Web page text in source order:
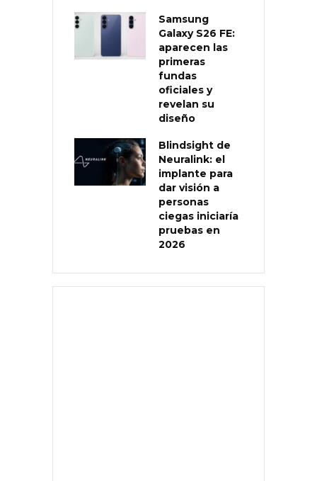
Samsung
Galaxy S26 FE:
aparecen las
primeras
fundas
oficiales y
revelan su
diseño
Blindsight de
Neuralink: el
implante para
dar visión a
personas
ciegas iniciaría
pruebas en
2026